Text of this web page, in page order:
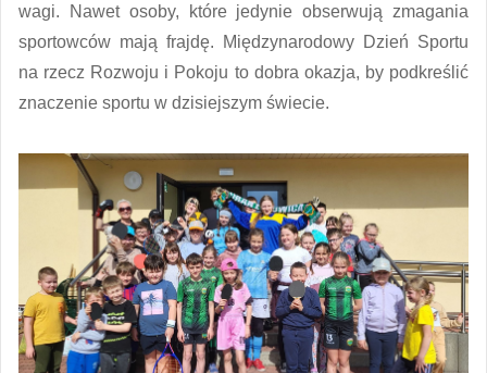
wagi. Nawet osoby, które jedynie obserwują zmagania
sportowców mają frajdę. Międzynarodowy Dzień Sportu
na rzecz Rozwoju i Pokoju to dobra okazja, by podkreślić
znaczenie sportu w dzisiejszym świecie.